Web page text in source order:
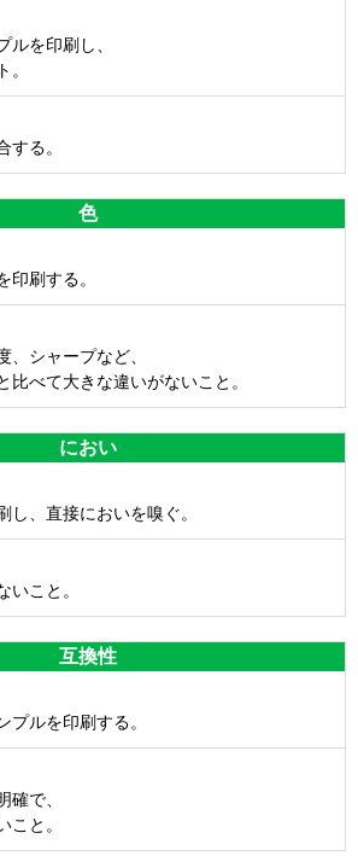
ルを印刷し、
。
する。
色
印刷する。
、シャープなど、
べて大きな違いがないこと。
におい
し、直接においを嗅ぐ。
いこと。
互換性
プルを印刷する。
確で、
こと。